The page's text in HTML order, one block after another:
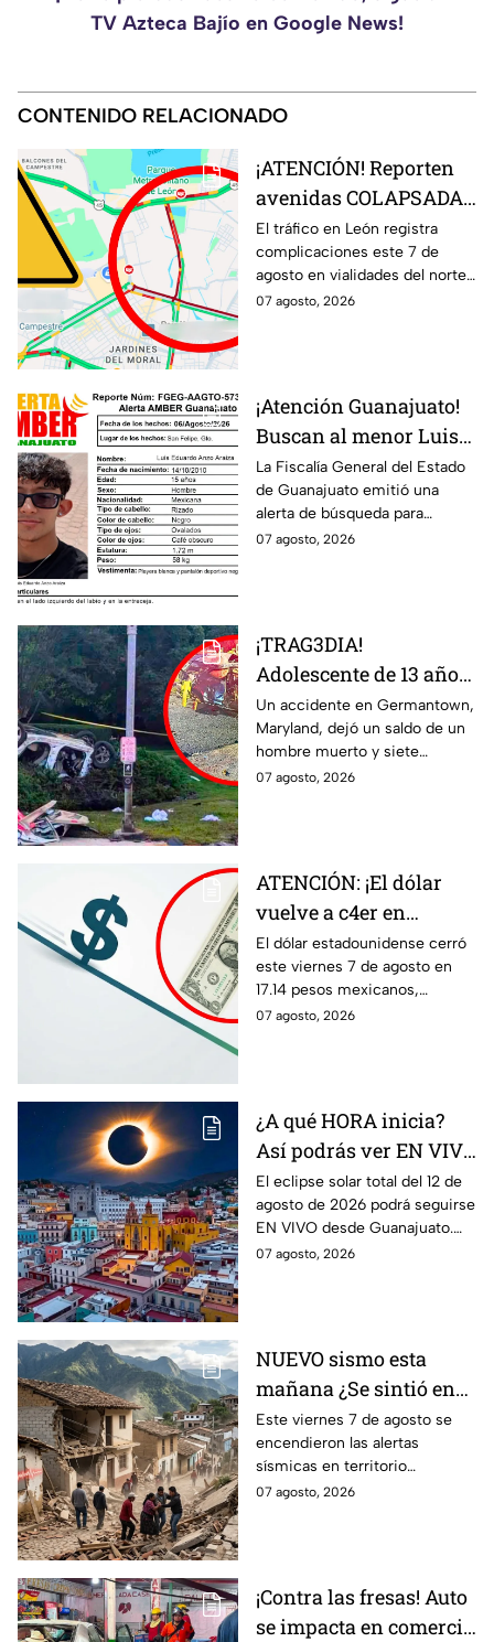
TV Azteca Bajío en Google News!
CONTENIDO RELACIONADO
¡ATENCIÓN! Reporten
avenidas COLAPSADAS
en el Morelos, Las
Torres y San Juan
Bosco, en León HOY 7
de agosto ¿Qué pasó?
El tráfico en León registra
complicaciones este 7 de
agosto en vialidades del norte
de la ciudad. Bulevar Morelos,
07 agosto, 2026
¡Atención Guanajuato!
Buscan al menor Luis
Eduardo Anzo Araiza
desaparecido en San
Felipe
La Fiscalía General del Estado
de Guanajuato emitió una
alerta de búsqueda para
localizar al menor Luis Eduardo
07 agosto, 2026
¡TRAG3DIA!
Adolescente de 13 años
desata FATAL CHOQUE
con auto rob4do:
reportan un mu3rto y
siete menores heridos
Un accidente en Germantown,
Maryland, dejó un saldo de un
hombre muerto y siete
menores heridos luego de un
07 agosto, 2026
ATENCIÓN: ¡El dólar
vuelve a c4er en
Guanajuato! Esto cuesta
HOY 7 de agosto:
¿conviene comprar?
El dólar estadounidense cerró
este viernes 7 de agosto en
17.14 pesos mexicanos,
manteniendo una tendencia a
07 agosto, 2026
¿A qué HORA inicia?
Así podrás ver EN VIVO
desde Guanajuato el
eclipse solar total del 12
de agosto de 2026
El eclipse solar total del 12 de
agosto de 2026 podrá seguirse
EN VIVO desde Guanajuato.
Conoce a qué hora inicia
07 agosto, 2026
NUEVO sismo esta
mañana ¿Se sintió en
Guanajuato? Sismo de
4.2 despertó con alertas
en México
Este viernes 7 de agosto se
encendieron las alertas
sísmicas en territorio
mexicano, conoce dónde fue y
07 agosto, 2026
¡Contra las fresas! Auto
se impacta en comercio